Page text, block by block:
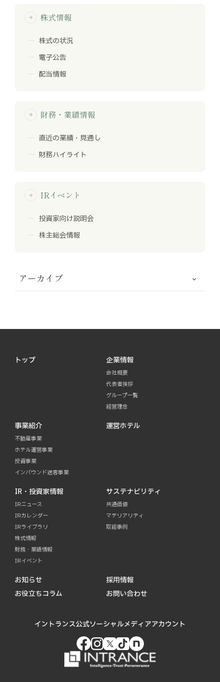
arrow_forward 株式情報
株式の状況
電子公告
配当情報
arrow_forward 財務・業績情報
直近の業績・見通し
財務ハイライト
arrow_forward IRイベント
投資家向け説明会
株主総会情報
アーカイブ
トップ 企業情報
会社概要
代表者挨拶
グループ一覧
経営理念
事業紹介
不動産事業
ホテル運営事業
投資事業
インバウンド送客事業
運営ホテル
IR・投資家情報
IRニュース
IRカレンダー
IRライブラリ
株式情報
財務・業績情報
IRイベント
サステナビリティ
共通価値
マテリアリティ
取組事例
お知らせ
お役立ちコラム
採用情報
お問い合わせ
イントランス公式ソーシャルメディアアカウント